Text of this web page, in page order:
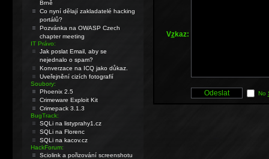
Vzkaz:
No
Brně
Co nyní dělají zakladatelé hacking
portálů?
Pozvánka na OWASP Czech
chapter meeting
IT Právo:
Jak poslat Email, aby se
nejednalo o spam?
Konverzace na ICQ jako důkaz.
Uveřejnění cizích fotografií
Soubory:
Phoenix 2.5
Crimeware Exploit Kit
Crimepack 3.1.3
BugTrack:
SQLi na listyprahy1.cz
SQLi na Florenc
SQLi na kacov.cz
HackForum:
Sciolink a pořizování screenshotu